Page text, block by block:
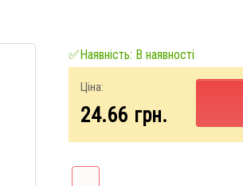
✅Наявність: В наявності
Ціна:
24.66 грн.